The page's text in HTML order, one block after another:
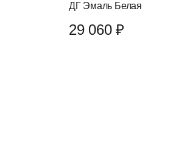
ДГ Эмаль Белая
29 060 ₽